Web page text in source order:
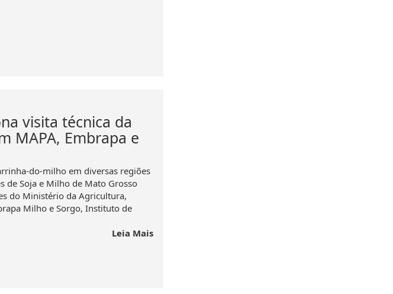
visita técnica da
MAPA, Embrapa e
do-milho em diversas regiões
de Soja e Milho de Mato Grosso
do Ministério da Agricultura,
Milho e Sorgo, Instituto de
Leia Mais